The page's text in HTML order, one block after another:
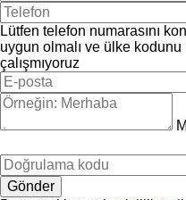
Lütfen telefon numarasını
uygun olmalı ve ülke kodunu
çalışmıyoruz